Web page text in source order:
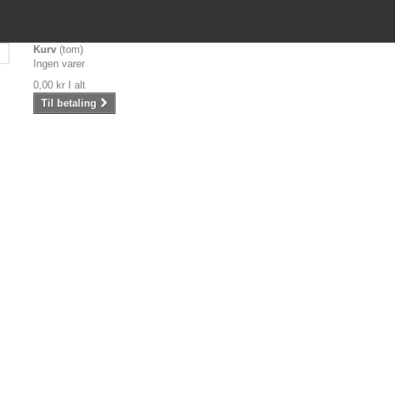
Kurv (tom)
Ingen varer
0,00 kr
I alt
Til betaling